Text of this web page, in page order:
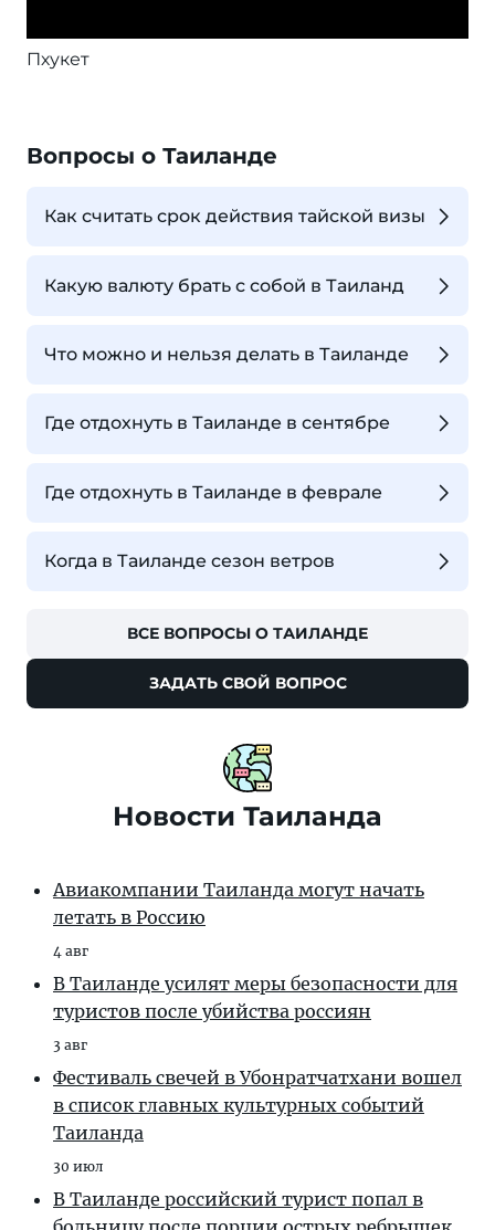
Пхукет
Вопросы о Таиланде
Как считать срок действия тайской визы
Какую валюту брать с собой в Таиланд
Что можно и нельзя делать в Таиланде
Где отдохнуть в Таиланде в сентябре
Где отдохнуть в Таиланде в феврале
Когда в Таиланде сезон ветров
ВСЕ ВОПРОСЫ О ТАИЛАНДЕ
ЗАДАТЬ СВОЙ ВОПРОС
Новости Таиланда
Авиакомпании Таиланда могут начать
летать в Россию
4 авг
В Таиланде усилят меры безопасности для
туристов после убийства россиян
3 авг
Фестиваль свечей в Убонратчатхани вошел
в список главных культурных событий
Таиланда
30 июл
В Таиланде российский турист попал в